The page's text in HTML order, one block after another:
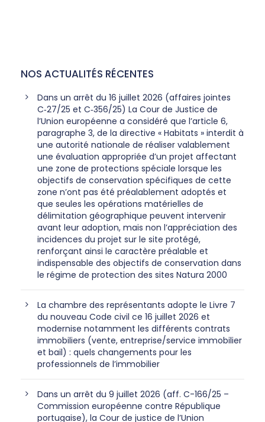
NOS ACTUALITÉS RÉCENTES
Dans un arrêt du 16 juillet 2026 (affaires jointes
C‑27/25 et C‑356/25) La Cour de Justice de
l’Union européenne a considéré que l’article 6,
paragraphe 3, de la directive « Habitats » interdit à
une autorité nationale de réaliser valablement
une évaluation appropriée d’un projet affectant
une zone de protections spéciale lorsque les
objectifs de conservation spécifiques de cette
zone n’ont pas été préalablement adoptés et
que seules les opérations matérielles de
délimitation géographique peuvent intervenir
avant leur adoption, mais non l’appréciation des
incidences du projet sur le site protégé,
renforçant ainsi le caractère préalable et
indispensable des objectifs de conservation dans
le régime de protection des sites Natura 2000
La chambre des représentants adopte le Livre 7
du nouveau Code civil ce 16 juillet 2026 et
modernise notamment les différents contrats
immobiliers (vente, entreprise/service immobilier
et bail) : quels changements pour les
professionnels de l’immobilier
Dans un arrêt du 9 juillet 2026 (aff. C-166/25 –
Commission européenne contre République
portugaise), la Cour de justice de l’Union